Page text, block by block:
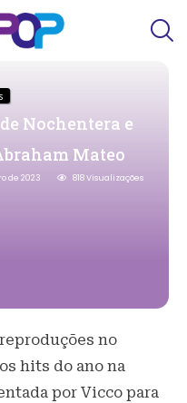
Nochentera e
Mateo
de 2023 818Visualizações
no
hits do ano na
por Vicco para